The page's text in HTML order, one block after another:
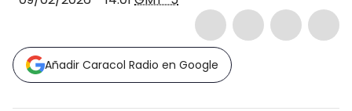
Añadir Caracol Radio en Google